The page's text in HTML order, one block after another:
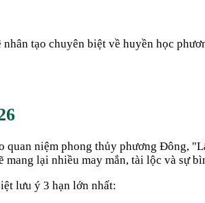
tạo chuyên biệt về huyền học
niệm phong thủy phương Đông,
mang lại nhiều may mắn, tài lộc và sự
lưu ý 3 hạn lớn nhất: